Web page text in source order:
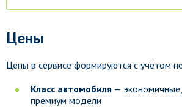
Цены
Цены в сервисе формируются с учётом
Класс автомобиля —
премиум модели